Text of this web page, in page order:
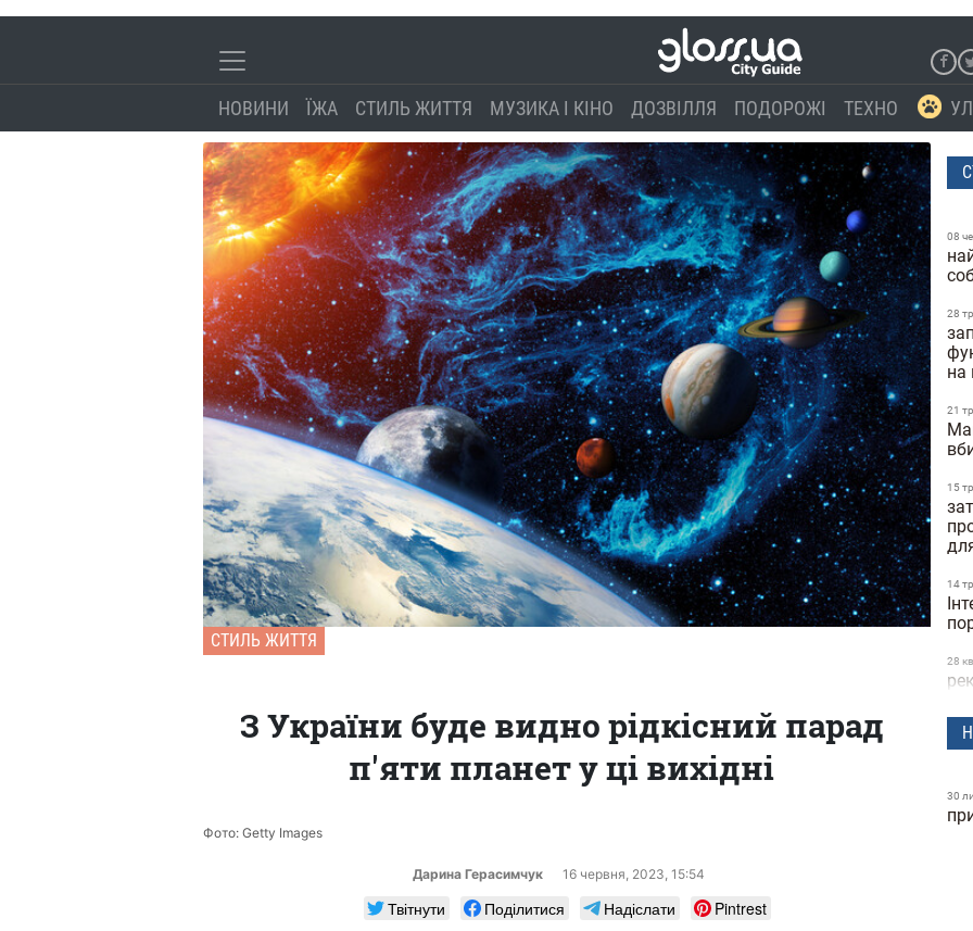
НОВИНИ ЇЖА СТИЛЬ ЖИТТЯ МУЗИКА І КІНО ДОЗВІЛЛЯ ПОДОРОЖІ ТЕХНО
СТИЛЬ ЖИТТЯ
З України буде видно рідкісний парад
п'яти планет у ці вихідні
Фото: Getty Images
Дарина Герасимчук 16 червня, 2023, 15:54
Твітнути Поділитися Надіслати
Pintrest
08
28
на
21
15
14
28
30